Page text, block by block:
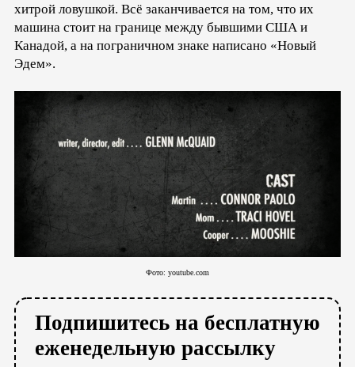
хитрой ловушкой. Всё заканчивается на том, что их
машина стоит на границе между бывшими США и
Канадой, а на пограничном знаке написано «Новый
Эдем».
Фото: youtube.com
Подпишитесь на бесплатную
еженедельную рассылку